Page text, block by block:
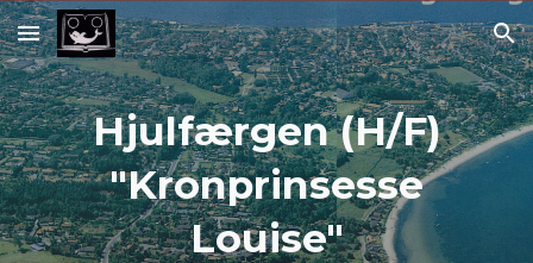
Skip to main content Skip to navigation
Hjulfærgen (H/F)
"Kronprinsesse
Louise"